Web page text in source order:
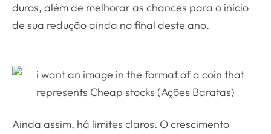
duros, além de melhorar as chances para o início
de sua redução ainda no final deste ano.
Ainda assim, há limites claros. O crescimento